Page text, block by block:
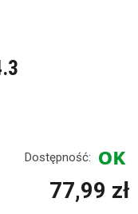
Dostępność:
77,99 zł